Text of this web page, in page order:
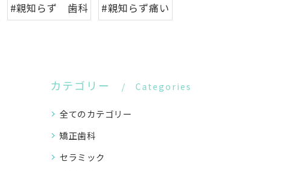
#親知らず 歯科
#親知らず痛い
カテゴリー Categories
全てのカテゴリー
矯正歯科
セラミック